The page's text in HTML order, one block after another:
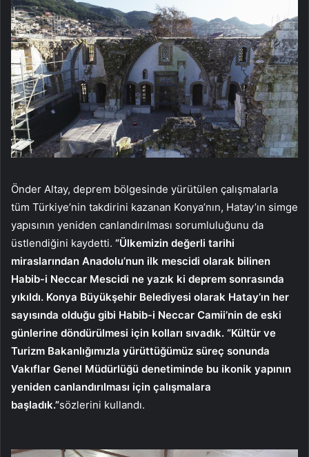
Önder Altay, deprem bölgesinde yürütülen çalışmalarla
tüm Türkiye’nin takdirini kazanan Konya’nın, Hatay’ın simge
yapısının yeniden canlandırılması sorumluluğunu da
üstlendiğini kaydetti. “Ülkemizin değerli tarihi
miraslarından Anadolu’nun ilk mescidi olarak bilinen
Habib-i Neccar Mescidi ne yazık ki deprem sonrasında
yıkıldı. Konya Büyükşehir Belediyesi olarak Hatay’ın her
sayısında olduğu gibi Habib-i Neccar Camii’nin de eski
günlerine döndürülmesi için kolları sıvadık. “Kültür ve
Turizm Bakanlığımızla yürüttüğümüz süreç sonunda
Vakıflar Genel Müdürlüğü denetiminde bu ikonik yapının
yeniden canlandırılması için çalışmalara
başladık.”sözlerini kullandı.